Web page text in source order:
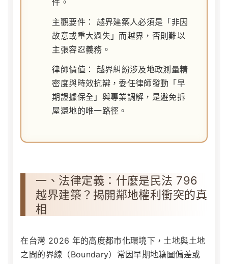
件。
主觀要件：
越界建築人必須是「非因
故意或重大過失」而越界，否則難以
主張容忍義務。
律師價值：
越界糾紛涉及地政測量精
密度與時效抗辯，委任律師發動「早
期證據保全」與專業調解，是避免拆
屋還地的唯一路徑。
一、法律定義：什麼是民法 796
越界建築？揭開鄰地權利衝突的真
相
在台灣 2026 年的高度都市化環境下，土地與土地
之間的界線（Boundary）常因早期地籍圖偏差或